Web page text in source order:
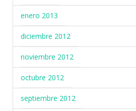
enero 2013
diciembre 2012
noviembre 2012
octubre 2012
septiembre 2012